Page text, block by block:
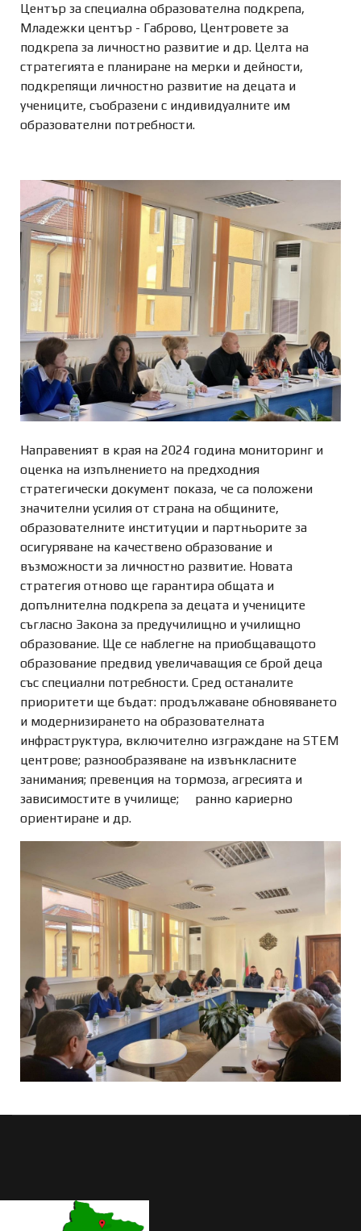
Център за специална образователна подкрепа,
Младежки център - Габрово, Центровете за
подкрепа за личностно развитие и др. Целта на
стратегията е планиране на мерки и дейности,
подкрепящи личностно развитие на децата и
учениците, съобразени с индивидуалните им
образователни потребности.
Направеният в края на 2024 година мониторинг и
оценка на изпълнението на предходния
стратегически документ показа, че са положени
значителни усилия от страна на общините,
образователните институции и партньорите за
осигуряване на качествено образование и
възможности за личностно развитие. Новата
стратегия отново ще гарантира общата и
допълнителна подкрепа за децата и учениците
съгласно Закона за предучилищно и училищно
образование. Ще се наблегне на приобщаващото
образование предвид увеличаващия се брой деца
със специални потребности. Сред останалите
приоритети ще бъдат: продължаване обновяването
и модернизирането на образователната
инфраструктура, включително изграждане на STEM
центрове; разнообразяване на извънкласните
занимания; превенция на тормоза, агресията и
зависимостите в училище; ранно кариерно
ориентиране и др.